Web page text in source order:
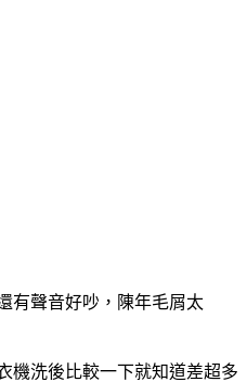
有聲音好吵，陳年毛屑太
機洗後比較一下就知道差超多